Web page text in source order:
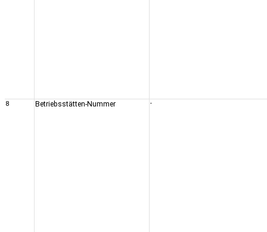
8 Betriebsstätten-Nummer -